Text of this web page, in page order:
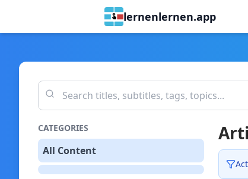
lernenlernen.app
CATEGORIES
All Content